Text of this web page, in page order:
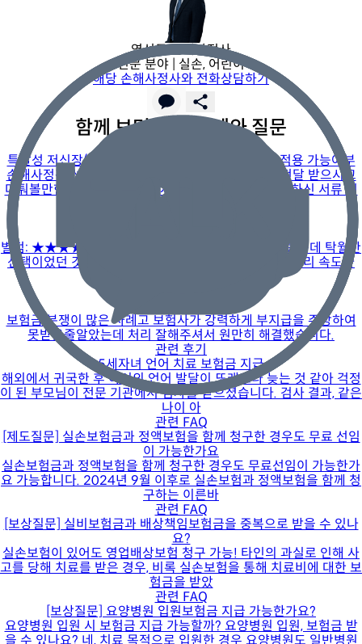
염선무 손해사정사
전문 분야 |
실손, 어린이
해당 손해사정사와 전화상담하기
함께 보면 좋은 사례와 질문
특발성 저신장(E34.3) 치료 2021년7월 기준 실비 적용 가능여부
손해사정관 선임 통보로 안되겠구나 싶었는데 내용 전달 받으시고
다퉈볼만한 여지가 있다고 하셔서 진행했습니다. 요청하신 서류 전
별점: ★★★★★ ​여러 곳 비교해 보고 올받음을 선택했는데 탁월한
선택이었던 것 같아요. ​전문성: 설명도 명확하시고 일 처리 속도가
보험금 분쟁이 많은 사례고 보험사가 강력하게 부지급을 주장하여
못받을줄알았는데 처리 잘해주셔서 원만히 해결했습니다.
관련 후기
5세자녀 언어 치료 보험금 지급
해외에서 귀국한 후 아이의 언어 발달이 또래보다 늦는 것 같아 걱정
이 된 부모님이 전문 기관에서 검사를 받으셨습니다. 검사 결과, 같은
나이 아
관련 FAQ
[제도질문] 실손보험금과 정액보험을 함께 청구한 경우도 무료 선임
이 가능한가요
실손보험금과 정액보험을 함께 청구한 경우도 무료선임이 가능한가
요 가능합니다. 2024년 9월 이후로 실손보험과 정액보험을 함께 청
구하는 이른바
관련 FAQ
[보상질문] 실비보험금과 배상책임보험금을 중복으로 받을 수 있나
요?
실손보험이 있어도 영업배상보험 청구 가능! 타인의 과실로 인해 사
고를 당해 치료를 받은 경우, 비록 실손보험을 통해 치료비에 대한 보
험금을 받았
관련 FAQ
[보상질문] 요양병원 입원보험금 지급 가능한가요?
요양병원 입원 시 보험금 지급 가능할까? 요양병원 입원, 보험금 받
을 수 있나요? 네, 치료 목적으로 입원한 경우 요양병원도 일반병원